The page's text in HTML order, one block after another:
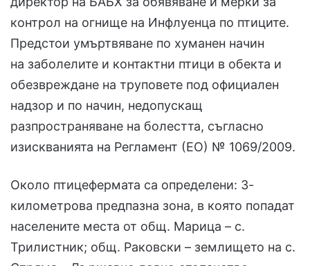
контрол на огнище на Инфлуенца по птиците.
Предстои умъртвяване по хуманен начин
на заболелите и контактни птици в обекта и
обезвреждане на труповете под официален
надзор и по начин, недопускащ
разпространяване на болестта, съгласно
изискванията на Регламент (ЕО) № 1069/2009.
Около птицефермата са определени: 3-
километрова предпазна зона, в която попадат
населените места от общ. Марица – с.
Трилистник; общ. Раковски – землището на с.